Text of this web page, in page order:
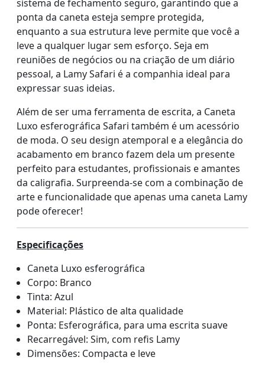
sistema de fechamento seguro, garantindo que a
ponta da caneta esteja sempre protegida,
enquanto a sua estrutura leve permite que você a
leve a qualquer lugar sem esforço. Seja em
reuniões de negócios ou na criação de um diário
pessoal, a Lamy Safari é a companhia ideal para
expressar suas ideias.
Além de ser uma ferramenta de escrita, a Caneta
Luxo esferográfica Safari também é um acessório
de moda. O seu design atemporal e a elegância do
acabamento em branco fazem dela um presente
perfeito para estudantes, profissionais e amantes
da caligrafia. Surpreenda-se com a combinação de
arte e funcionalidade que apenas uma caneta Lamy
pode oferecer!
Especificações
Caneta Luxo esferográfica
Corpo: Branco
Tinta: Azul
Material: Plástico de alta qualidade
Ponta: Esferográfica, para uma escrita suave
Recarregável: Sim, com refis Lamy
Dimensões: Compacta e leve